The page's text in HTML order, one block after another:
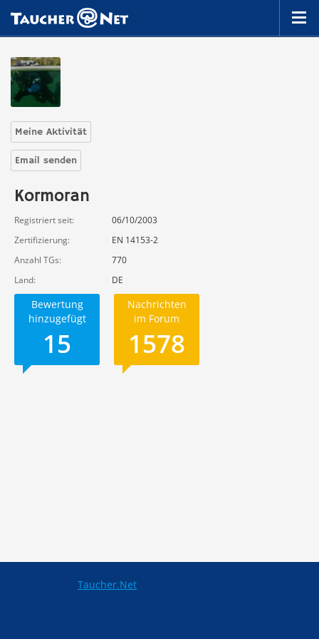
Meine Aktivität
Email senden
Kormoran
Registriert seit
06/10/2003
Zertifizierung
EN 14153-2
Anzahl TGs
770
Land
DE
Bewertung
hinzugefügt
15
Nachrichten
im Forum
1578
Taucher.Net